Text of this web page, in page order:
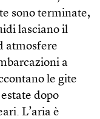
sono terminate,
lasciano il
atmosfere
a
le gite
dopo
L’aria è